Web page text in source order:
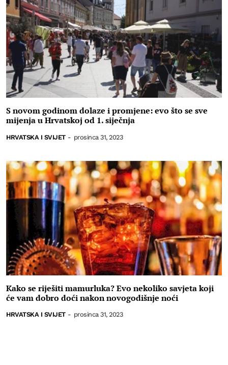
S novom godinom dolaze i promjene: evo što se sve
mijenja u Hrvatskoj od 1. siječnja
HRVATSKA I SVIJET - prosinca 31, 2023
Kako se riješiti mamurluka? Evo nekoliko savjeta koji
će vam dobro doći nakon novogodišnje noći
HRVATSKA I SVIJET - prosinca 31, 2023